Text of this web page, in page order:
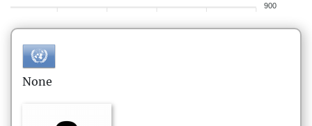
900
None